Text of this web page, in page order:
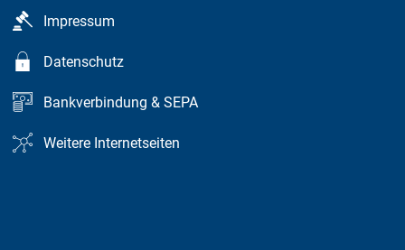
Impressum
Datenschutz
Bankverbindung & SEPA
Weitere Internetseiten